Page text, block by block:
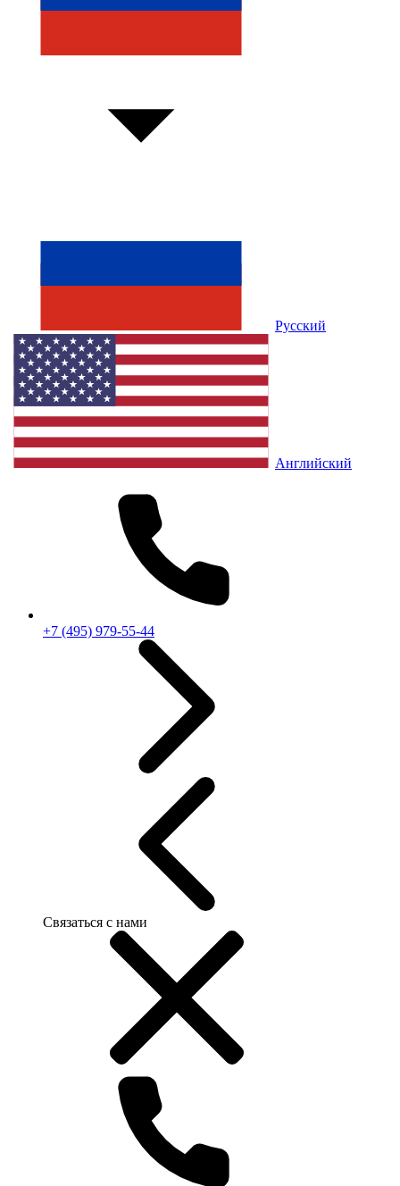
Русский
Английский
+7 (495) 979-55-44
Связаться с нами